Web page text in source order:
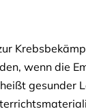
wenn die
gesunder